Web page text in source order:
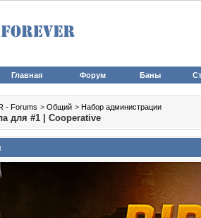
Главная Форум Баны
- Forums > Общий > Набор администрации
для #1 | Cooperative